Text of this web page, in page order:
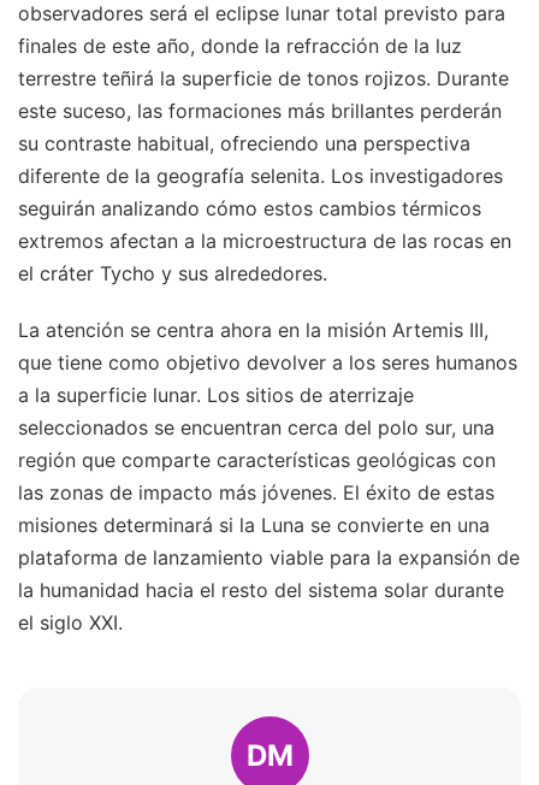
observadores será el eclipse lunar total previsto para
finales de este año, donde la refracción de la luz
terrestre teñirá la superficie de tonos rojizos. Durante
este suceso, las formaciones más brillantes perderán
su contraste habitual, ofreciendo una perspectiva
diferente de la geografía selenita. Los investigadores
seguirán analizando cómo estos cambios térmicos
extremos afectan a la microestructura de las rocas en
el cráter Tycho y sus alrededores.
La atención se centra ahora en la misión Artemis III,
que tiene como objetivo devolver a los seres humanos
a la superficie lunar. Los sitios de aterrizaje
seleccionados se encuentran cerca del polo sur, una
región que comparte características geológicas con
las zonas de impacto más jóvenes. El éxito de estas
misiones determinará si la Luna se convierte en una
plataforma de lanzamiento viable para la expansión de
la humanidad hacia el resto del sistema solar durante
el siglo XXI.
DM